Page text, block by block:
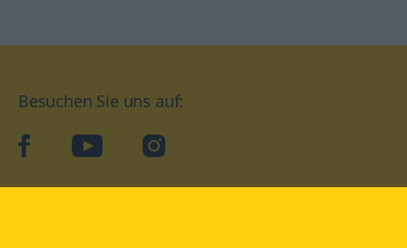
Besuchen Sie uns auf:
facebookYouTube Instagram